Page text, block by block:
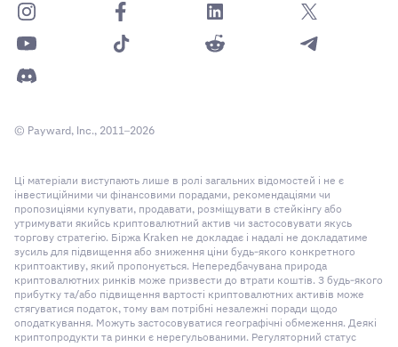
© Payward, Inc., 2011–2026
Ці матеріали виступають лише в ролі загальних відомостей і не є
інвестиційними чи фінансовими порадами, рекомендаціями чи
пропозиціями купувати, продавати, розміщувати в стейкінгу або
утримувати якийсь криптовалютний актив чи застосовувати якусь
торгову стратегію. Біржа Kraken не докладає і надалі не докладатиме
зусиль для підвищення або зниження ціни будь-якого конкретного
криптоактиву, який пропонується. Непередбачувана природа
криптовалютних ринків може призвести до втрати коштів. З будь-якого
прибутку та/або підвищення вартості криптовалютних активів може
стягуватися податок, тому вам потрібні незалежні поради щодо
оподаткування. Можуть застосовуватися географічні обмеження. Деякі
криптопродукти та ринки є нерегульованими. Регуляторний статус